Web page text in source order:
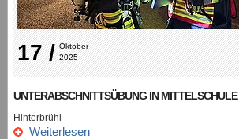
17 / Oktober
2025
UNTERABSCHNITTSÜBUNG IN MITTELSCHULE
Hinterbrühl
Weiterlesen